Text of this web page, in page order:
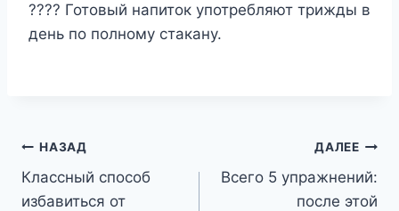
???? Готовый напиток употребляют трижды в
день по полному стакану.
Навигация
по
НАЗАД
Классный способ
избавиться от
ДАЛЕЕ
Всего 5 упражнений:
после этой